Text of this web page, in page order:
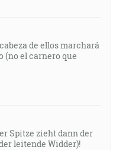
de ellos marchará
(no el carnero que
Spitze zieht dann der
leitende Widder)!